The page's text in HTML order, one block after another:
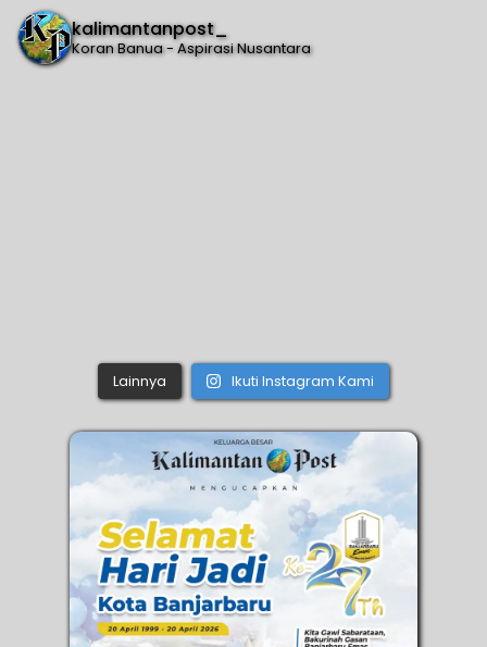
kalimantanpost_
Koran Banua - Aspirasi Nusantara
Lainnya Ikuti Instagram Kami